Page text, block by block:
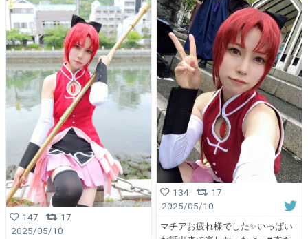
147
17
2025/05/10
134
17
2025/05/10
マチアお疲れ様でした✨いっぱい